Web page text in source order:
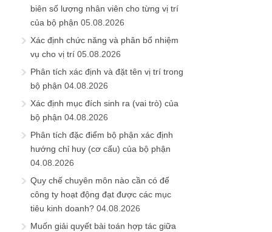
biên số lượng nhân viên cho từng vị trí
của bộ phận 05.08.2026
Xác định chức năng và phân bổ nhiệm
vụ cho vị trí 05.08.2026
Phân tích xác định và đặt tên vị trí trong
bộ phận 04.08.2026
Xác định mục đích sinh ra (vai trò) của
bộ phận 04.08.2026
Phân tích đặc điểm bộ phận xác định
hướng chỉ huy (cơ cấu) của bộ phận
04.08.2026
Quy chế chuyên môn nào cần có để
công ty hoạt động đạt được các mục
tiêu kinh doanh? 04.08.2026
Muốn giải quyết bài toán hợp tác giữa